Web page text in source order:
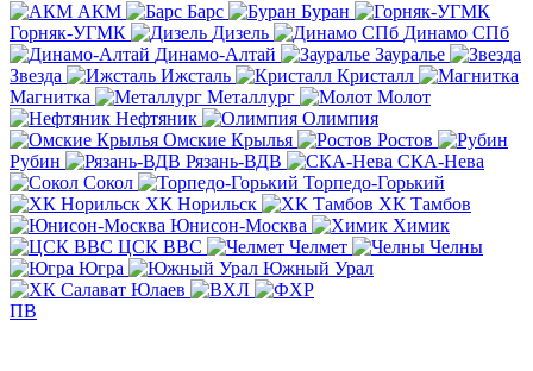
АКМ Барс
Буран
Горняк-УГМК
Дизель
Динамо СПб
Динамо-Алтай
Зауралье
Звезда
Ижсталь
Кристалл
Магнитка
Металлург
Молот
Нефтяник
Олимпия
Омские Крылья
Ростов
Рубин
Рязань-ВДВ
СКА-Нева
Сокол
Торпедо-Горький
ХК Норильск
ХК Тамбов
Юнисон-Москва
Химик
ЦСК ВВС
Челмет
Челны
Югра
Южный Урал
ПВ